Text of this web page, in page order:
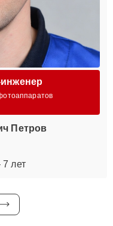
Петров
лет